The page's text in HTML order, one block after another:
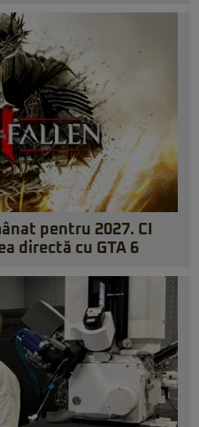
pentru 2027. CI
directă cu GTA 6